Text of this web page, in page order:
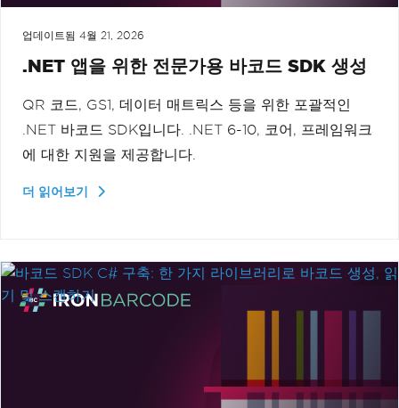
업데이트됨 4월 21, 2026
.NET 앱을 위한 전문가용 바코드 SDK 생성
QR 코드, GS1, 데이터 매트릭스 등을 위한 포괄적인
.NET 바코드 SDK입니다. .NET 6-10, 코어, 프레임워크
에 대한 지원을 제공합니다.
더 읽어보기